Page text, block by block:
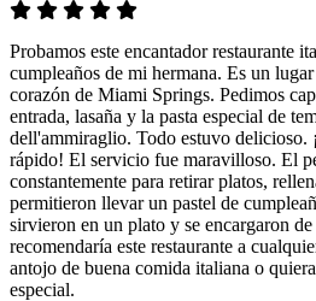
Probamos este encantador restaurante
cumpleaños de mi hermana. Es un
corazón de Miami Springs. Pedimos
entrada, lasaña y la pasta especial de
dell'ammiraglio. Todo estuvo delicioso.
rápido! El servicio fue maravilloso. El
constantemente para retirar platos,
permitieron llevar un pastel de
sirvieron en un plato y se encargaron
recomendaría este restaurante a
antojo de buena comida italiana o
especial.